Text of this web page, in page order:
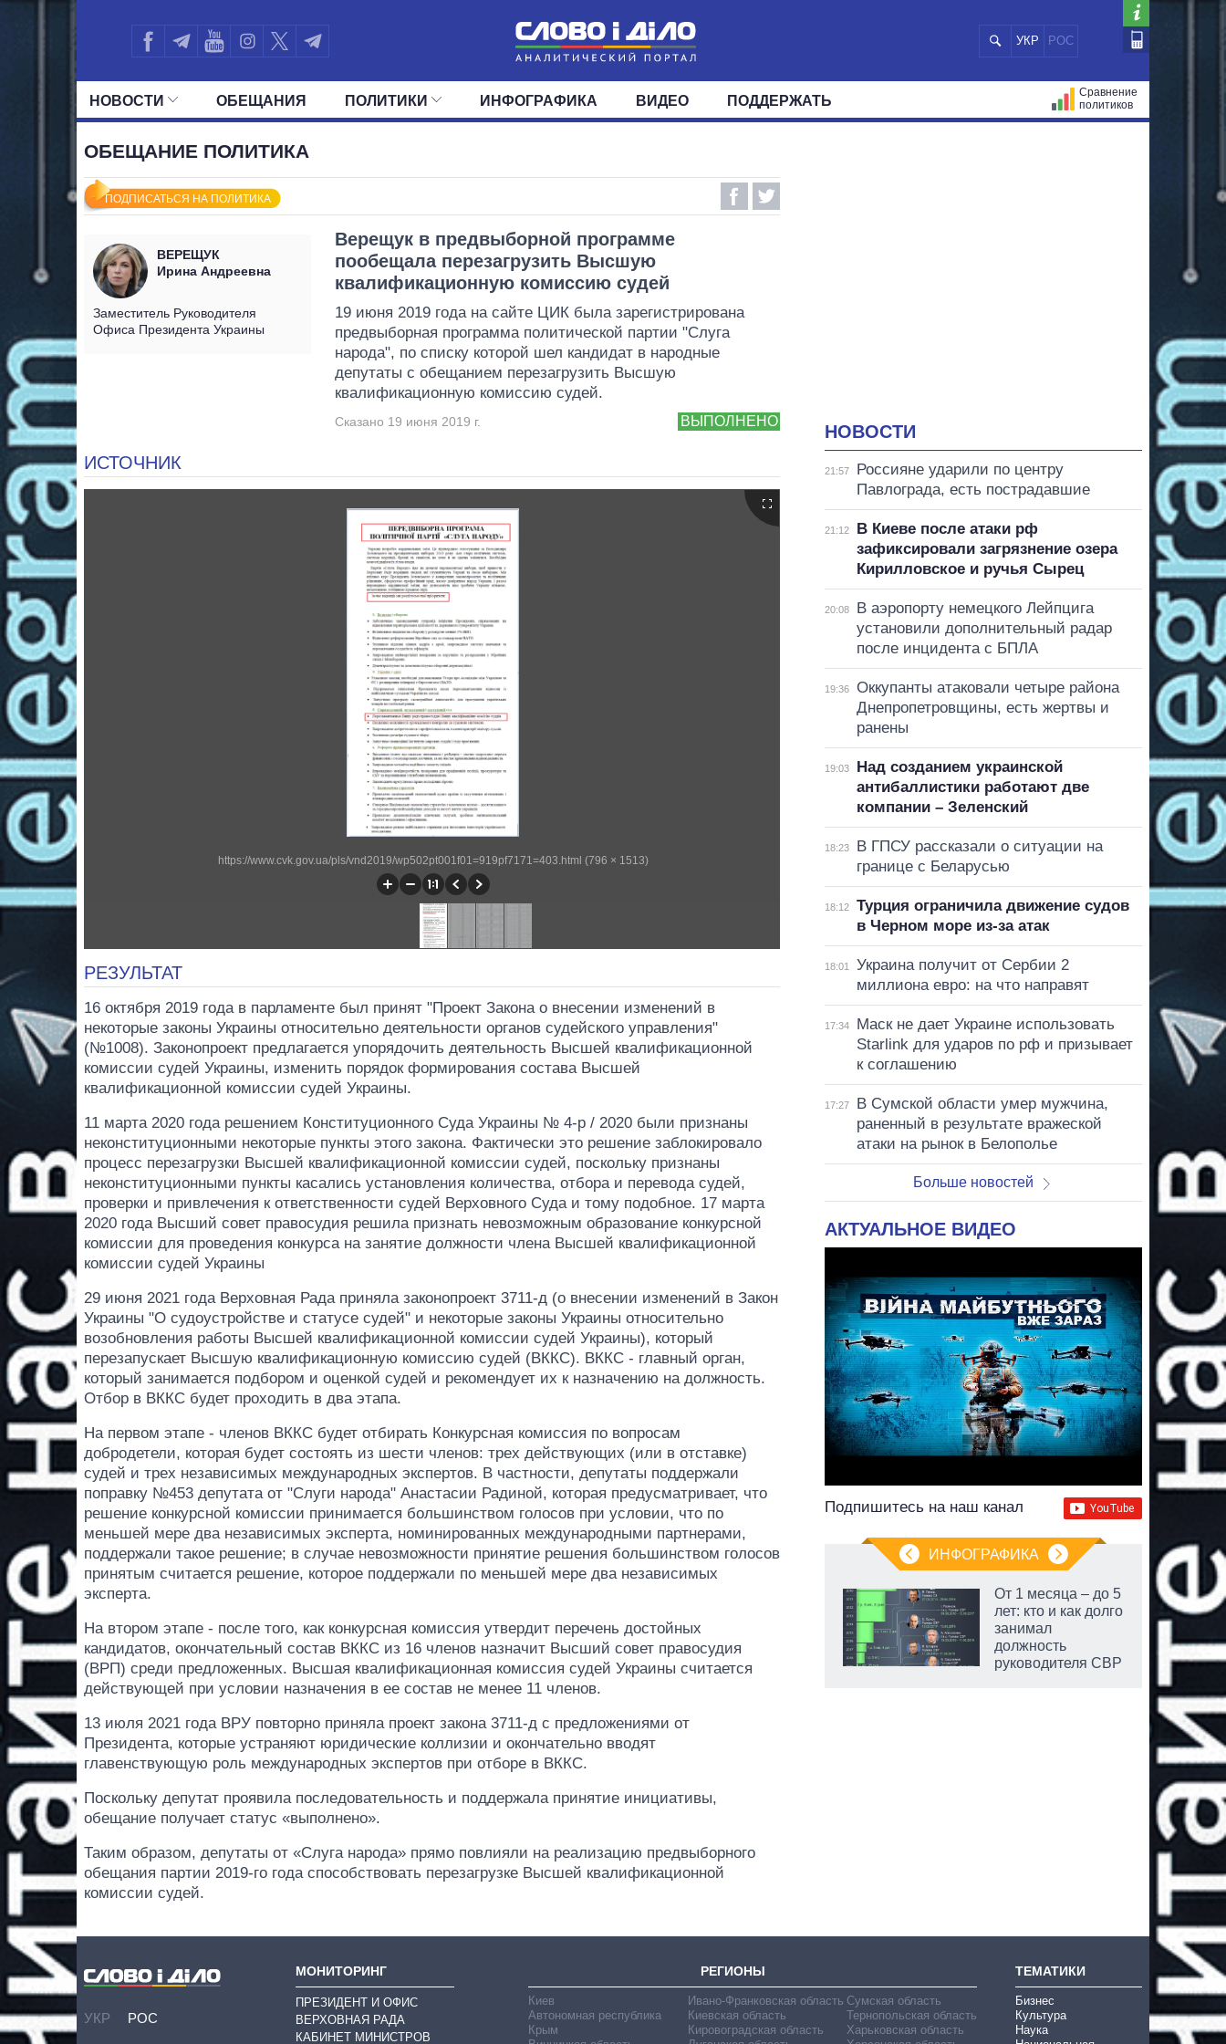
УКР РОС
НОВОСТИ
МИР
ОБЕЩАНИЯ ПОЛИТИКИ
ОКРУГА
ИНФОГРАФИКА ВИДЕО ПОДДЕРЖАТЬ
Сравнение
политиков
ОБЕЩАНИЕ ПОЛИТИКА
ПОДПИСАТЬСЯ НА ПОЛИТИКА
ВЕРЕЩУК
Ирина Андреевна
Заместитель Руководителя
Офиса Президента Украины
Верещук в предвыборной программе
пообещала перезагрузить Высшую
квалификационную комиссию судей
19 июня 2019 года на сайте ЦИК была зарегистрирована
предвыборная программа политической партии "Слуга
народа", по списку которой шел кандидат в народные
депутаты с обещанием перезагрузить Высшую
квалификационную комиссию судей.
ВЫПОЛНЕНО
Сказано 19 июня 2019 г.
ИСТОЧНИК
https://www.cvk.gov.ua/pls/vnd2019/wp502pt001f01=919pf7171=403.html (796 × 1513)
РЕЗУЛЬТАТ
16 октября 2019 года в парламенте был принят "Проект Закона о внесении изменений в
некоторые законы Украины относительно деятельности органов судейского управления"
(№1008). Законопроект предлагается упорядочить деятельность Высшей квалификационной
комиссии судей Украины, изменить порядок формирования состава Высшей
квалификационной комиссии судей Украины.
11 марта 2020 года решением Конституционного Суда Украины № 4-р / 2020 были признаны
неконституционными некоторые пункты этого закона. Фактически это решение заблокировало
процесс перезагрузки Высшей квалификационной комиссии судей, поскольку признаны
неконституционными пункты касались установления количества, отбора и перевода судей,
проверки и привлечения к ответственности судей Верховного Суда и тому подобное. 17 марта
2020 года Высший совет правосудия решила признать невозможным образование конкурсной
комиссии для проведения конкурса на занятие должности члена Высшей квалификационной
комиссии судей Украины
29 июня 2021 года Верховная Рада приняла законопроект 3711-д (о внесении изменений в Закон
Украины "О судоустройстве и статусе судей" и некоторые законы Украины относительно
возобновления работы Высшей квалификационной комиссии судей Украины), который
перезапускает Высшую квалификационную комиссию судей (ВККС). ВККС - главный орган,
который занимается подбором и оценкой судей и рекомендует их к назначению на должность.
Отбор в ВККС будет проходить в два этапа.
На первом этапе - членов ВККС будет отбирать Конкурсная комиссия по вопросам
добродетели, которая будет состоять из шести членов: трех действующих (или в отставке)
судей и трех независимых международных экспертов. В частности, депутаты поддержали
поправку №453 депутата от "Слуги народа" Анастасии Радиной, которая предусматривает, что
решение конкурсной комиссии принимается большинством голосов при условии, что по
меньшей мере два независимых эксперта, номинированных международными партнерами,
поддержали такое решение; в случае невозможности принятие решения большинством голосов
принятым считается решение, которое поддержали по меньшей мере два независимых
эксперта.
На втором этапе - после того, как конкурсная комиссия утвердит перечень достойных
кандидатов, окончательный состав ВККС из 16 членов назначит Высший совет правосудия
(ВРП) среди предложенных. Высшая квалификационная комиссия судей Украины считается
действующей при условии назначения в ее состав не менее 11 членов.
13 июля 2021 года ВРУ повторно приняла проект закона 3711-д с предложениями от
Президента, которые устраняют юридические коллизии и окончательно вводят
главенствующую роль международных экспертов при отборе в ВККС.
Поскольку депутат проявила последовательность и поддержала принятие инициативы,
обещание получает статус «выполнено».
Таким образом, депутаты от «Слуга народа» прямо повлияли на реализацию предвыборного
обещания партии 2019-го года способствовать перезагрузке Высшей квалификационной
комиссии судей.
НОВОСТИ
21:57
Россияне ударили по центру
Павлограда, есть пострадавшие
21:12
В Киеве после атаки рф
зафиксировали загрязнение озера
Кирилловское и ручья Сырец
20:08
В аэропорту немецкого Лейпцига
установили дополнительный радар
после инцидента с БПЛА
19:36
Оккупанты атаковали четыре района
Днепропетровщины, есть жертвы и
ранены
19:03
Над созданием украинской
антибаллистики работают две
компании – Зеленский
18:23
В ГПСУ рассказали о ситуации на
границе с Беларусью
18:12
Турция ограничила движение судов
в Черном море из-за атак
18:01
Украина получит от Сербии 2
миллиона евро: на что направят
17:34
Маск не дает Украине использовать
Starlink для ударов по рф и призывает
к соглашению
17:27
В Сумской области умер мужчина,
раненный в результате вражеской
атаки на рынок в Белополье
Больше новостей
АКТУАЛЬНОЕ ВИДЕО
Подпишитесь на наш канал
ИНФОГРАФИКА
на чипы за
последние годы и
что прогнозируют
От 1 месяца – до 5
лет: кто и как долго
занимал
должность
руководителя СВР
УКР РОС
МОНИТОРИНГ
ПРЕЗИДЕНТ И ОФИС
ВЕРХОВНАЯ РАДА
КАБИНЕТ МИНИСТРОВ
РЕГИОНЫ
Киев
Автономная республика
Крым
Ивано-Франковская область
Киевская область
Кировоградская область
Сумская область
Тернопольская область
Харьковская область
ТЕМАТИКИ
Бизнес
Культура
Наука